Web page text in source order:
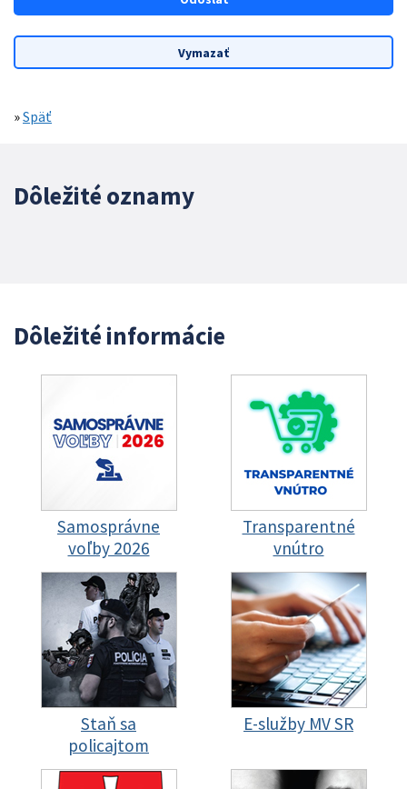
»Späť
Dôležité oznamy
Dôležité informácie
Samosprávne
voľby 2026
Transparentné
vnútro
Staň sa
policajtom
E-služby MV SR